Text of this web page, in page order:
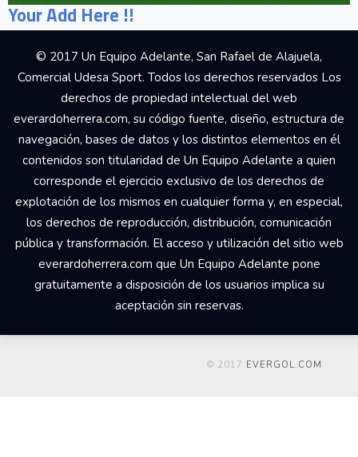
Your Add Here !!
© 2017 Un Equipo Adelante, San Rafael de Alajuela,
Comercial Udesa Sport. Todos los derechos reservados Los
derechos de propiedad intelectual del web
everardoherrera.com, su código fuente, diseño, estructura de
navegación, bases de datos y los distintos elementos en él
contenidos son titularidad de Un Equipo Adelante a quien
corresponde el ejercicio exclusivo de los derechos de
explotación de los mismos en cualquier forma y, en especial,
los derechos de reproducción, distribución, comunicación
pública y transformación. El acceso y utilización del sitio web
everardoherrera.com que Un Equipo Adelante pone
gratuitamente a disposición de los usuarios implica su
aceptación sin reservas.
© 2017 EVERGOL.COM